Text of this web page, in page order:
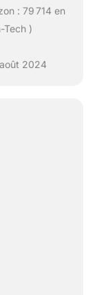
: 79 714 en
Tech )
2024